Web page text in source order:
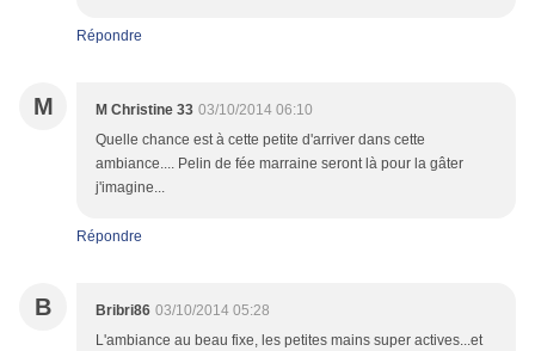
Répondre
M M Christine 33 03/10/2014 06:10
Quelle chance est à cette petite d'arriver dans cette
ambiance.... Pelin de fée marraine seront là pour la gâter
j'imagine...
Répondre
B Bribri86 03/10/2014 05:28
L'ambiance au beau fixe, les petites mains super actives...et